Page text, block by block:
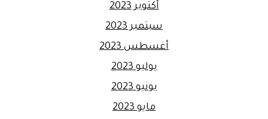
أكتوبر 2023
سبتمبر 2023
أغسطس 2023
يوليو 2023
يونيو 2023
مايو 2023